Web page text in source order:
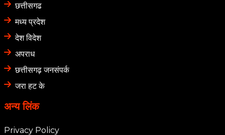
छत्तीसगढ
मध्य प्रदेश
देश विदेश
अपराध
छत्तीसगढ़ जनसंपर्क
जरा हट के
अन्य लिंक
Privacy Policy